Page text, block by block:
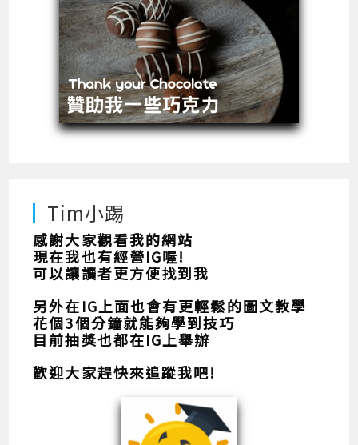
Tim小踢
感謝大家觀看我的網站
現在我也有經營IG喔!
可以讓讀者更方便找到我
另外在IG上面也會有更輕鬆的圖文教學
花個3個分鐘就能夠學到技巧
目前抽獎也都在IG上舉辦
歡迎大家趕快來追蹤我吧!